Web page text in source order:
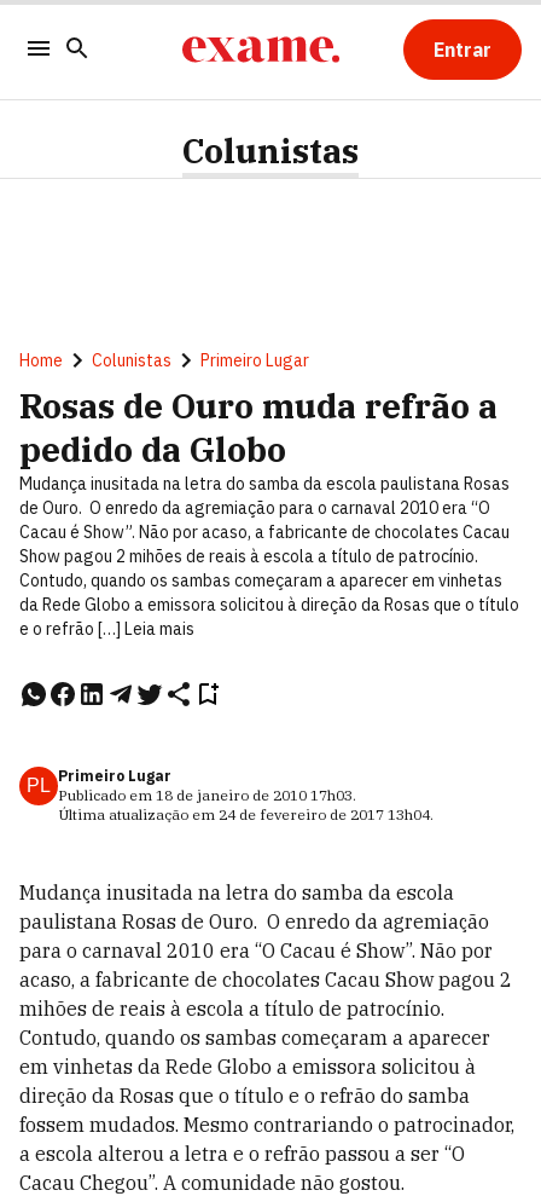
Entrar
Colunistas
Home Colunistas Primeiro Lugar
Rosas de Ouro muda refrão a
pedido da Globo
Mudança inusitada na letra do samba da escola paulistana Rosas
de Ouro. O enredo da agremiação para o carnaval 2010 era “O
Cacau é Show”. Não por acaso, a fabricante de chocolates Cacau
Show pagou 2 mihões de reais à escola a título de patrocínio.
Contudo, quando os sambas começaram a aparecer em vinhetas
da Rede Globo a emissora solicitou à direção da Rosas que o título
e o refrão […] Leia mais
PL Primeiro Lugar
Publicado em 18 de janeiro de 2010 17h03.
Última atualização em 24 de fevereiro de 2017 13h04.
Mudança inusitada na letra do samba da escola
paulistana Rosas de Ouro. O enredo da agremiação
para o carnaval 2010 era “O Cacau é Show”. Não por
acaso, a fabricante de chocolates Cacau Show pagou 2
mihões de reais à escola a título de patrocínio.
Contudo, quando os sambas começaram a aparecer
em vinhetas da Rede Globo a emissora solicitou à
direção da Rosas que o título e o refrão do samba
fossem mudados. Mesmo contrariando o patrocinador,
a escola alterou a letra e o refrão passou a ser “O
Cacau Chegou”. A comunidade não gostou.